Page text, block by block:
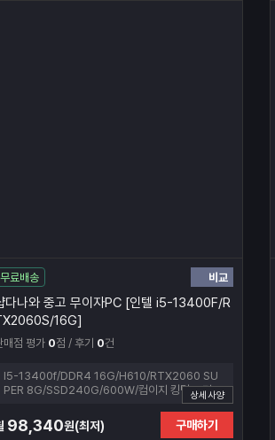
무료배송 비교
다나와 중고 무이자PC [인텔 i5-13400F/R
16G]
매점 평가 0점 / 후기 0건
I5-13400f/DDR4 16G/H610/RTX2060 SU
PER 8G/SSD240G/600W/컴이지 킹덤 코디10
상세사양
98,340원(최저) 구매하기